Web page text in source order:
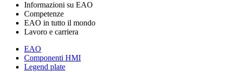
Informazioni su EAO
Competenze
EAO in tutto il mondo
Lavoro e carriera
EAO
Componenti HMI
Legend plate